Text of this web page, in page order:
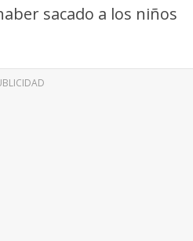
sacado a los niños